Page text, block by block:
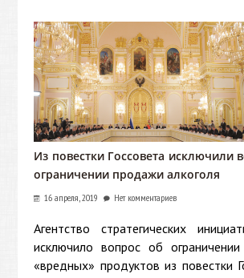
Из повестки Госсовета исключили
ограничении продажи алкоголя
16 апреля, 2019 Нет комментариев
Агентство стратегических
исключило вопрос об
«вредных» продуктов из повестки